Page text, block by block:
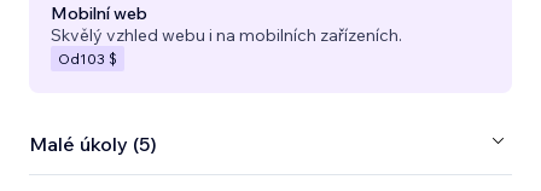
Mobilní web
Skvělý vzhled webu i na mobilních zařízeních.
Od103 $
Malé úkoly (5)